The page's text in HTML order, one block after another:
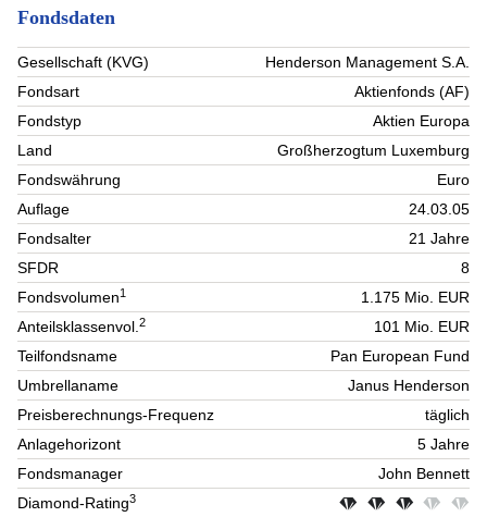
Fondsdaten
Gesellschaft (KVG)
Henderson Management S.A.
Fondsart
Aktienfonds (AF)
Fondstyp
Aktien Europa
Land
Großherzogtum Luxemburg
Fondswährung
Euro
Auflage
24.03.05
Fondsalter
21 Jahre
SFDR
8
Fondsvolumen1
1.175 Mio. EUR
Anteilsklassenvol.2
101 Mio. EUR
Teilfondsname
Pan European Fund
Umbrellaname
Janus Henderson
Preisberechnungs-Frequenz
täglich
Anlagehorizont
5 Jahre
Fondsmanager
John Bennett
Diamond-Rating3